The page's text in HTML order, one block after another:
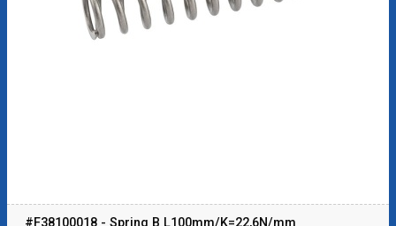
#F38100018 - Spring B L100mm/K=22,6N/mm